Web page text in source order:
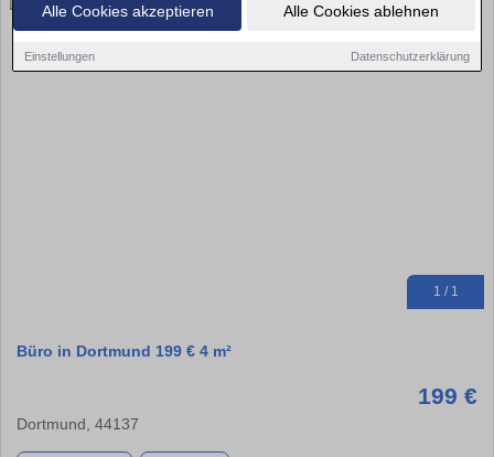
Alle Cookies akzeptieren Alle Cookies ablehnen
Einstellungen Datenschutzerklärung
1 / 1
Büro in Dortmund 199 € 4 m²
199 €
Dortmund, 44137